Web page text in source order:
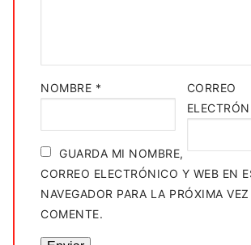
NOMBRE *
CORREO
GUARDA MI NOMBRE,
CORREO ELECTRÓNICO Y WEB EN
NAVEGADOR PARA LA PRÓXIMA
COMENTE.